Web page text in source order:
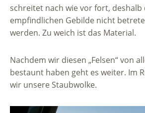
schreitet nach wie vor fort, deshalb
empfindlichen Gebilde nicht
werden. Zu weich ist das Material.
Nachdem wir diesen „Felsen“ von
bestaunt haben geht es weiter. Im
wir unsere Staubwolke.